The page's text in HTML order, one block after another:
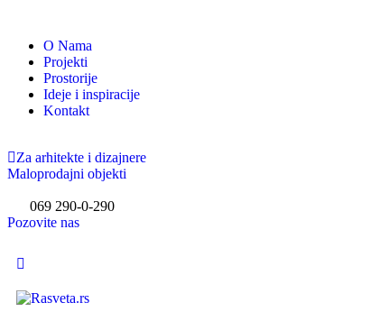
O Nama
Projekti
Prostorije
Ideje i inspiracije
Kontakt
Za arhitekte i dizajnere
Maloprodajni objekti
069 290-0-290
Pozovite nas